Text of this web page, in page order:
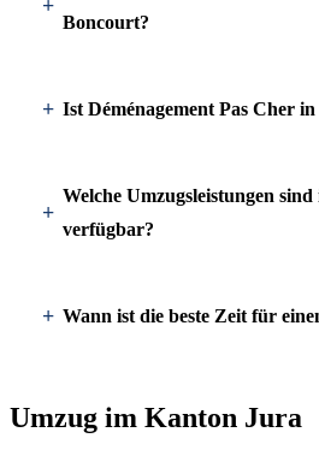
Boncourt?
Ist Déménagement Pas Cher
Welche Umzugsleistungen
verfügbar?
Wann ist die beste Zeit für
Umzug im Kanton Jura